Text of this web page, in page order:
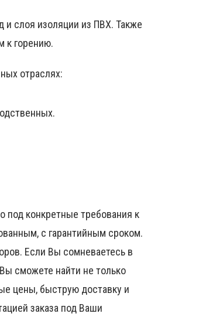
слоя изоляции из ПВХ. Также
к горению.
отраслях:
под конкретные требования к
с гарантийным сроком.
Если Вы сомневаетесь в
сможете найти не только
цены, быструю доставку и
заказа под Ваши